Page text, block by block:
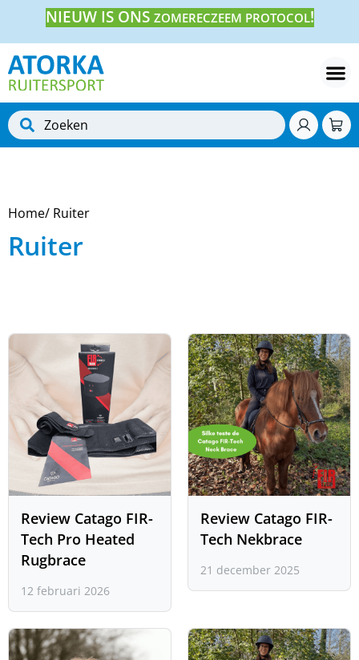
NIEUW IS ONS ZOMERECZEEM PROTOCOL!
Home/ Ruiter
Ruiter
Review Catago FIR-
Tech Pro Heated
Rugbrace
12 februari 2026
Review Catago FIR-
Tech Nekbrace
21 december 2025